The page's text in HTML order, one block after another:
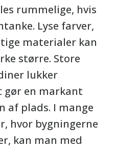
rummelige, hvis
Lyse farver,
materialer kan
større. Store
lukker
gør en markant
af plads. I mange
hvor bygningerne
kan man med